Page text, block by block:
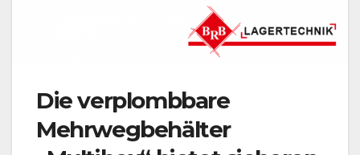
Die verplombbare
Mehrwegbehälter